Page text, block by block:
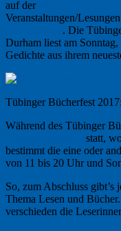
auf der
Veranstaltungen/
. Die
Durham liest am
Gedichte aus ihrem
Tübinger Bücherfest
Während des Tübinger
statt,
bestimmt die eine oder
von 11 bis 20 Uhr und
So, zum Abschluss gibt’s
Thema Lesen und
verschieden die